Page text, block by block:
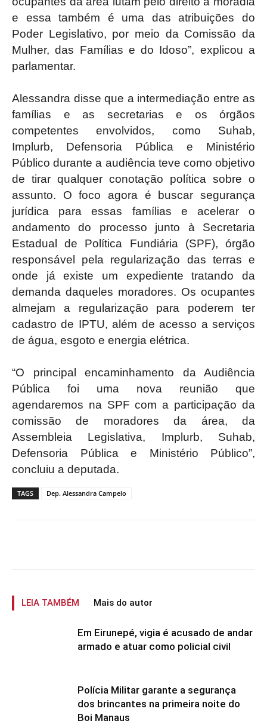
e essa também é uma das atribuições do
Poder Legislativo, por meio da Comissão da
Mulher, das Famílias e do Idoso”, explicou a
parlamentar.
Alessandra disse que a intermediação entre as
famílias e as secretarias e os órgãos
competentes envolvidos, como Suhab,
Implurb, Defensoria Pública e Ministério
Público durante a audiência teve como objetivo
de tirar qualquer conotação política sobre o
assunto. O foco agora é buscar segurança
jurídica para essas famílias e acelerar o
andamento do processo junto à Secretaria
Estadual de Política Fundiária (SPF), órgão
responsável pela regularização das terras e
onde já existe um expediente tratando da
demanda daqueles moradores. Os ocupantes
almejam a regularização para poderem ter
cadastro de IPTU, além de acesso a serviços
de água, esgoto e energia elétrica.
“O principal encaminhamento da Audiência
Pública foi uma nova reunião que
agendaremos na SPF com a participação da
comissão de moradores da área, da
Assembleia Legislativa, Implurb, Suhab,
Defensoria Pública e Ministério Público”,
concluiu a deputada.
TAGS Dep. Alessandra Campelo
LEIA TAMBÉM Mais do autor
Em Eirunepé, vigia é acusado de andar
armado e atuar como policial civil
Polícia Militar garante a segurança
dos brincantes na primeira noite do
Boi Manaus